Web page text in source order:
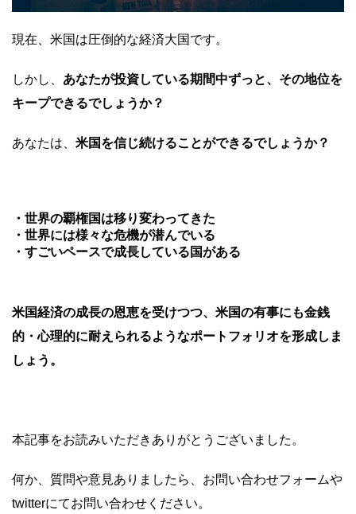
現在、米国は圧倒的な経済大国です。
しかし、 あなたが投資している期間中ずっと、その地位を
キープできるでしょうか？
あなたは、 米国を信じ続けることができるでしょうか？
・世界の覇権国は移り変わってきた
・世界には様々な危機が潜んでいる
・すごいペースで成長している国がある
米国経済の成長の恩恵を受けつつ、米国の有事にも金銭
的・心理的に耐えられるようなポートフォリオを形成しま
しょう。
本記事をお読みいただきありがとうございました。
何か、質問や意見ありましたら、お問い合わせフォームや
twitterにてお問い合わせください。